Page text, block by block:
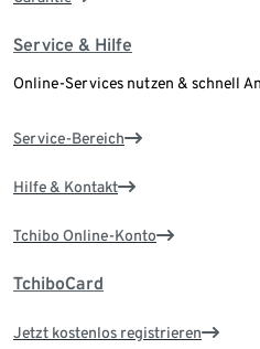
Service & Hilfe
Online-Services nutzen & schnell
Service-Bereich
Hilfe & Kontakt
Tchibo Online-Konto
TchiboCard
Jetzt kostenlos registrieren